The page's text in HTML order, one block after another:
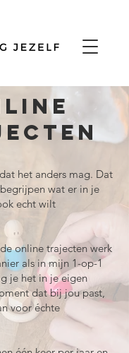
het anders mag. Dat
wat er in je
echt wilt
online trajecten werk
als in mijn 1-op-1
je het in je eigen
dat bij jou past,
voor échte